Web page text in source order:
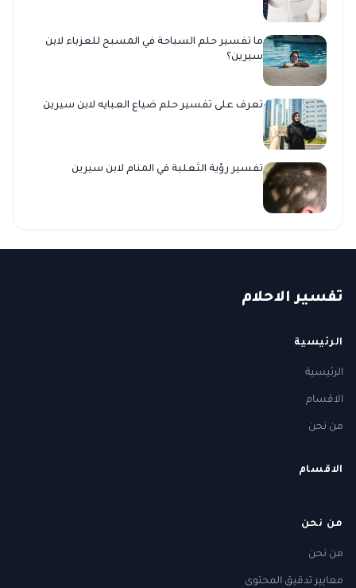
ما تفسير حلم السباحة في المسبح للعزباء لابن
سيرين؟
تعرف على تفسير حلم ضياع العبايه لابن سيرين
تفسير رؤية الثعلبة في المنام لابن سيرين
تفسير الاحلام
الرئيسية
الرئيسية
الاقسام
من نحن
الاقسام
من نحن
من نحن
معايير تدقيق المحتوى